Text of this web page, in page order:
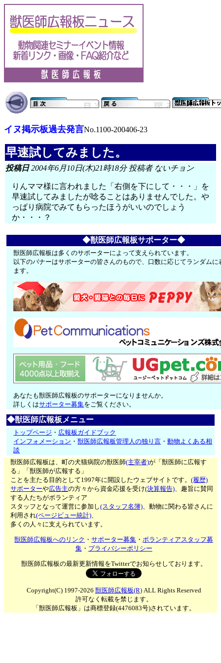
イヌ掲示板過去発言No.1100-200406-23
早速試してみました。
投稿日2004年6月10日(木)21時18分 投稿者 ないチョン
りんママ様に言われました「右側を下にして・・・」を
早速試してみましたが唸ることはありませんでした。や
っぱり病院でみてもらったほうがいいのでしょう
か・・・？
◆獣医師広報板サポーター◆
獣医師広報板は多くのサポーターによって支えられています。
以下のバナーはサポーターの皆さんのもので、口数に応じてランダムに
ます。
あなたも獣医師広報板のサポーターになりませんか。
詳しくはサポーター募集をご覧ください。
◆獣医師広報板メニュー
トップページ ・ 広報板ガイドブック
インフォメーション ・獣医師広報板管理人の独り言 ・動物よくある相
談
獣医師広報板は、町の犬猫病院の獣医師(主宰者)が「獣医師に広報す
る」「獣医師が広報する」
ことを主たる目的として1997年に開設したウェブサイトです。(履歴)
サポーターや広告主の方々から資金応援を受け(決算報告)、趣旨に賛同
する人たちがボランティア
スタッフとなって運営に参加し(スタッフ名簿)、動物に関わる皆さんに
利用され(ページビュー統計)、
多くの人々に支えられています。
獣医師広報板へのリンク ・サポーター募集 ・ボランティアスタッフ募
集・ プライバシーポリシー
獣医師広報板の最新更新情報をTwitterでお知らせしております。
Copyright(C) 1997-2026 獣医師広報板(R)ALL Rights Reserved
許可なく転載を禁じます。
「獣医師広報板」は商標登録(4476083号)されています。